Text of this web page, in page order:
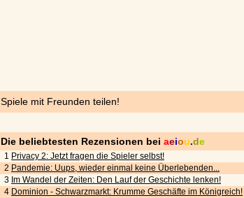
Spiele mit Freunden teilen!
Die beliebtesten Rezensionen bei aeiou.de
1 Privacy 2: Jetzt fragen die Spieler selbst!
2 Pandemie: Uups, wieder einmal keine Überlebenden...
3 Im Wandel der Zeiten: Den Lauf der Geschichte lenken!
4 Dominion - Schwarzmarkt: Krumme Geschäfte im Königreich!